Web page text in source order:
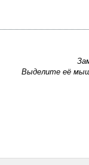
Выделите её